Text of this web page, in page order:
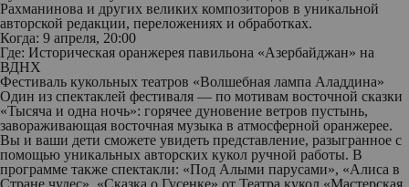
Рахманинова и других великих композиторов в уникальной
авторской редакции, переложениях и обработках.
Когда: 9 апреля, 20:00
Где: Историческая оранжерея павильона «Азербайджан» на
ВДНХ
Фестиваль кукольных театров «Волшебная лампа Аладдина»
Один из спектаклей фестиваля — по мотивам восточной сказки
«Тысяча и одна ночь»: горячее дуновение ветров пустынь,
завораживающая восточная музыка в атмосферной оранжерее.
Вы и ваши дети сможете увидеть представление, разыгранное с
помощью уникальных авторских кукол ручной работы. В
программе также спектакли: «Под Алыми парусами», «Алиса в
Стране чудес», «Сказка о Гусенке» от Театра кукол «Мастерская